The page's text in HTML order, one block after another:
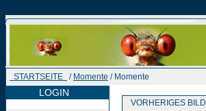
STARTSEITE / Momente / Momente
LOGIN
VORHERIGES BILD